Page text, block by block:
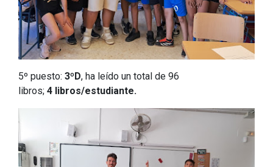
5º puesto: 3ºD, ha leído un total de 96
libros; 4 libros/estudiante.